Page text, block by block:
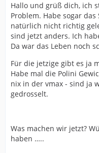
Hallo und grüß dich, ich
Problem. Habe sogar
natürlich nicht richtig
sind jetzt anders. Ich
Da war das Leben noch
Für die jetzige gibt es ja
Habe mal die Polini
nix in der vmax - sind ja
gedrosselt.
Was machen wir jetzt?
haben …..